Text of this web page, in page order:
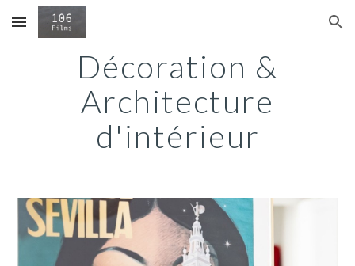
Skip to main content Skip to navigation
Décoration &
Architecture
d'intérieur